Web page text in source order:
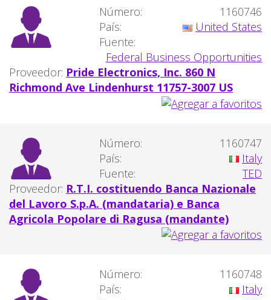
Número:
1160746
País:
United States
Fuente:
Federal Business Opportunities
Proveedor: Pride Electronics, Inc. 860 N
Richmond Ave Lindenhurst 11757-3007 US
Número:
1160747
País:
Italy
Fuente:
TED
Proveedor: R.T.I. costituendo Banca Nazionale
del Lavoro S.p.A. (mandataria) e Banca
Agricola Popolare di Ragusa (mandante)
Número:
1160748
País:
Italy